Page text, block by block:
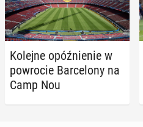
Kolejne opóź­nie­nie w
po­wro­cie Bar­ce­lo­ny na
Camp Nou